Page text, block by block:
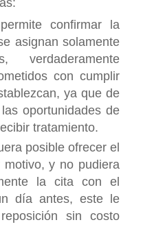
confirmar la
asignan solamente
con cumplir
ya que de
oportunidades de
tratamiento.
posible ofrecer el
y no pudiera
la cita con el
día antes, este le
sin costo